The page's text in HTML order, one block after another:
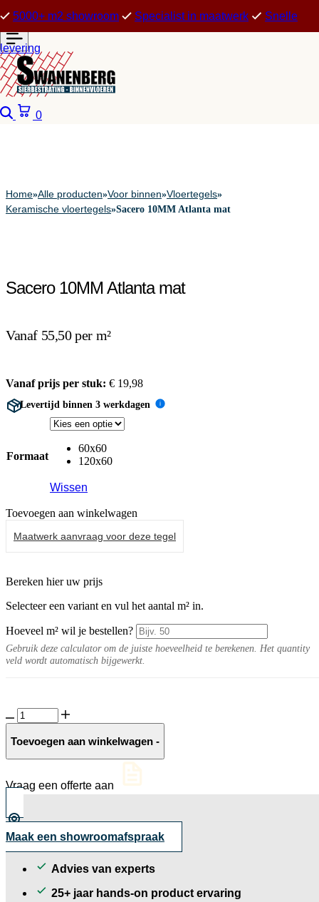
5000+ m2 showroom Specialist in maatwerk Snelle
levering
Zoeken
0
Home»Alle producten»Voor binnen»Vloertegels»
Keramische vloertegels»Sacero 10MM Atlanta mat
Sacero 10MM Atlanta mat
Vanaf 55,50 per m²
Vanaf prijs per stuk: € 19,98
Levertijd binnen 3 werkdagen i
Formaat
60x60
120x60
Wissen
Toevoegen aan winkelwagen
Maatwerk aanvraag voor deze tegel
Bereken hier uw prijs
Selecteer een variant en vul het aantal m² in.
Hoeveel m² wil je bestellen?
Gebruik deze calculator om de juiste hoeveelheid te berekenen. Het quantity
veld wordt automatisch bijgewerkt.
Sacero
10MM
Atlanta
Toevoegen aan winkelwagen -
Vraag een offerte aan
Maak een showroomafspraak
Advies van experts
25+ jaar hands-on product ervaring